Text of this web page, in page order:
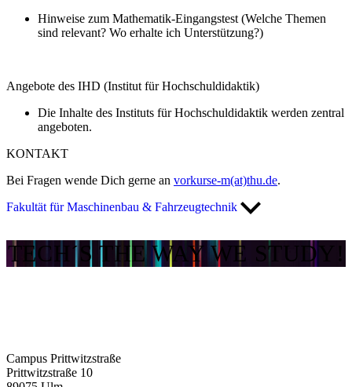
Hinweise zum Mathematik-Eingangstest (Welche Themen
sind relevant? Wo erhalte ich Unterstützung?)
Angebote des IHD (Institut für Hochschuldidaktik)
Die Inhalte des Instituts für Hochschuldidaktik werden zentral
angeboten.
KONTAKT
Bei Fragen wende Dich gerne an vorkurse-m(at)thu.de.
Fakultät für Maschinenbau & Fahrzeugtechnik
TECH´S THE WAY WE STUDY!
Campus Prittwitzstraße
Prittwitzstraße 10